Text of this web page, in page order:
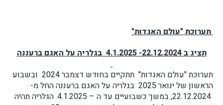
תערוכת "עולם האגדות"
תציג ב 22.12.2024- 4.1.2025 בגלריה על האגם ברעננה
תערוכת "עולם האגדות" תתקיים בחודש דצמבר 2024 ובשבוע
הראשון של ינואר 2025 בגלריה על האגם ברעננה החל מ-
22.12.2024, במשך כשבועיים עד ה – 4.1.2025. הגלריה תהיה